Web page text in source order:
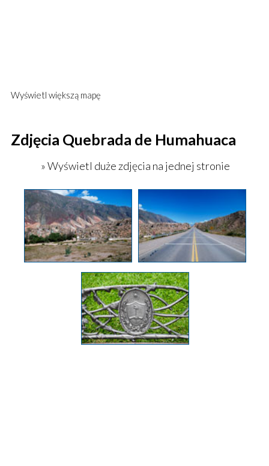
Wyświetl większą mapę
Zdjęcia Quebrada de Humahuaca
» Wyświetl duże zdjęcia na jednej stronie